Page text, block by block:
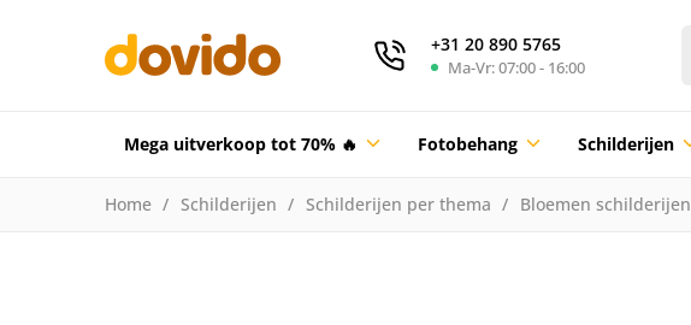
+31 20 890 5765
Ma-Vr: 07:00 - 16:00
Mega uitverkoop tot 70% 🔥 Fotobehang Schilderijen
Home Schilderijen Schilderijen per thema Bloemen schilderijen